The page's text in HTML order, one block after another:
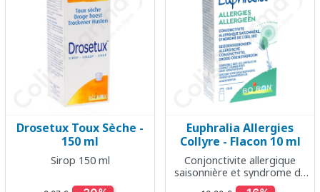
Drosetux Toux Sèche -
150 ml
Sirop 150 ml
Euphralia Allergies
Collyre - Flacon 10 ml
Conjonctivite allergique
saisonnière et syndrome de
l'oeil sec